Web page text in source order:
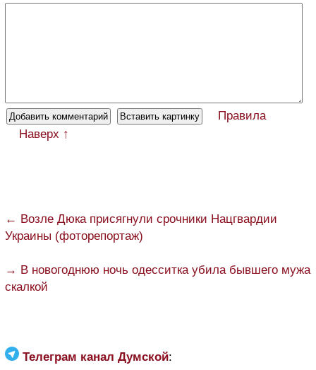
Правила
Наверх ↑
← Возле Дюка присягнули срочники Нацгвардии
Украины (фоторепортаж)
→ В новогоднюю ночь одесситка убила бывшего мужа
скалкой
Телеграм канал Думской: